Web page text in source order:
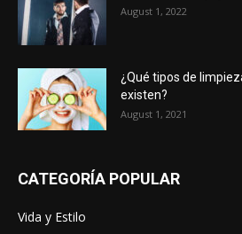
August 1, 2022
¿Qué tipos de
existen?
August 1, 2021
CATEGORÍA POPULAR
Vida y Estilo